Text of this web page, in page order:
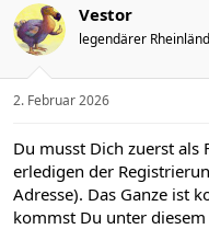
t
i
o
e
n
Vestor
legendärer
2. Februar 2026
Du musst Dich zuerst
erledigen der
Adresse). Das Ganze ist
kommst Du unter diesem